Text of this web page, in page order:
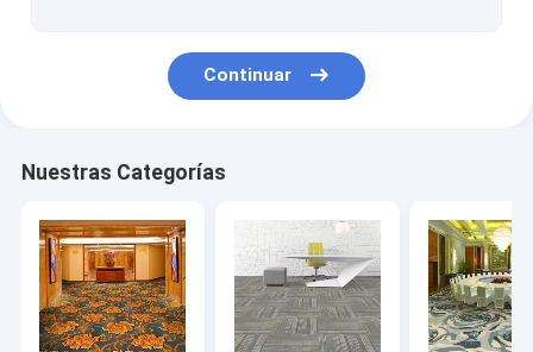
Alfombra tejida de Axminster
Alfombra impresa de nylon
Alfombra copetuda de Broadloom
Tejas impresas de la alfombra
Continuar
Nuestras Categorías